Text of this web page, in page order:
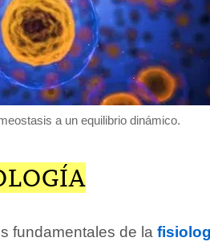
a un equilibrio dinámico.
fundamentales de la